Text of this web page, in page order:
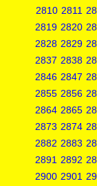
2810 2811
2819 2820
2828 2829
2837 2838
2846 2847
2855 2856
2864 2865
2873 2874
2882 2883
2891 2892
2900 2901